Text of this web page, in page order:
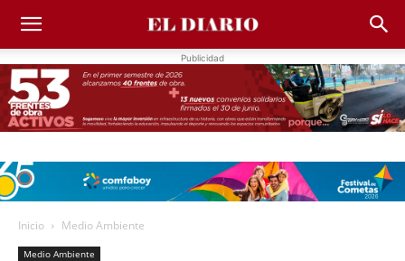
Publicidad
Inicio Medio Ambiente
Medio Ambiente